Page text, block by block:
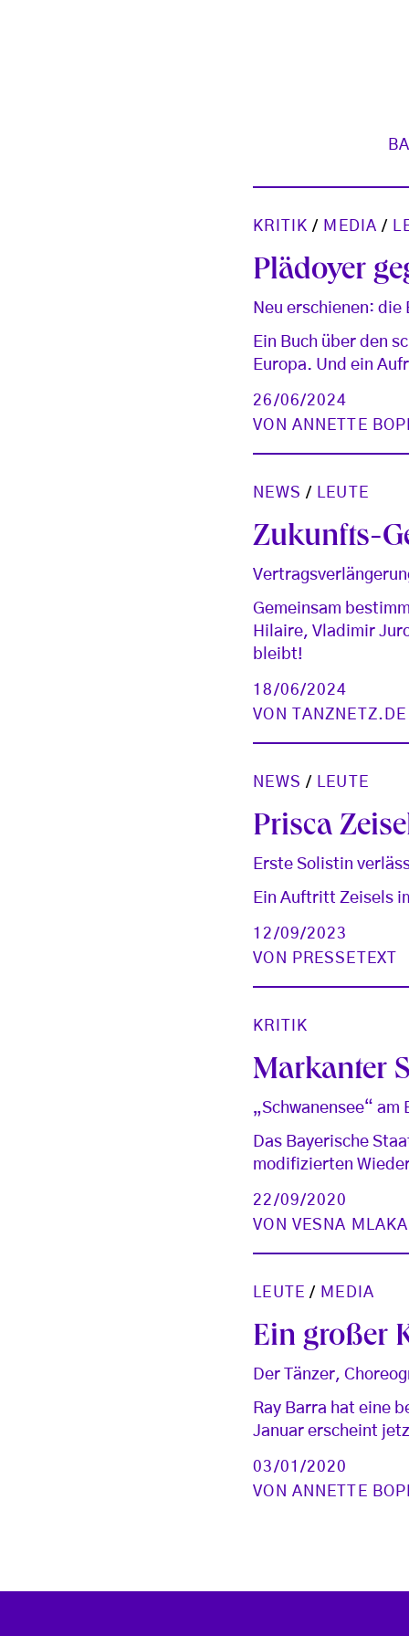
KRITIK / MEDIA /
Plädoyer
Neu erschienen: die
Ein Buch über den
Europa. Und ein
26/06/2024
VON ANNETTE
NEWS / LEUTE
Zukunfts-
Gemeinsam
Hilaire, Vladimir
bleibt!
18/06/2024
VON
NEWS / LEUTE
Prisca
Erste Solistin
Ein Auftritt Zeisels
12/09/2023
VON
PRESSETEXT
KRITIK
Markanter
„Schwanensee“
Das Bayerische
modifizierten
22/09/2020
VON VESNA
LEUTE / MEDIA
Ein großer
Der Tänzer,
Ray Barra hat eine
Januar erscheint
03/01/2020
VON ANNETTE